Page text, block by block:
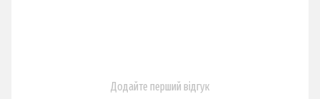
Додайте перший відгук